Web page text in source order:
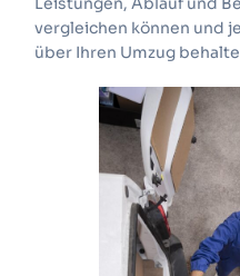
vergleichen können und
über Ihren Umzug